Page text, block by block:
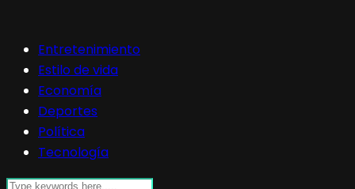
Entretenimiento
Estilo de vida
Economía
Deportes
Política
Tecnología